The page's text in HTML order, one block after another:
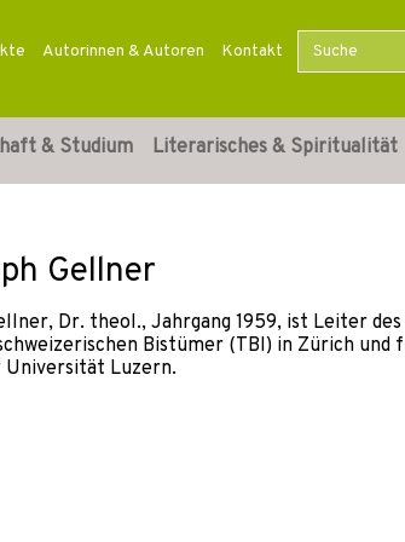
Autorinnen & Autoren Kontakt
& Studium Literarisches & Spiritualität
Gellner
Dr. theol., Jahrgang 1959, ist Leiter
Bistümer (TBI) in Zürich
Luzern.